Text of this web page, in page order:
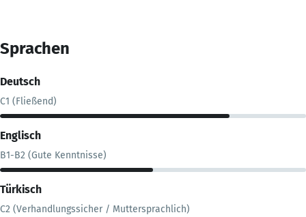
Sprachen
Deutsch
C1 (Fließend)
Englisch
B1-B2 (Gute Kenntnisse)
Türkisch
C2 (Verhandlungssicher / Muttersprachlich)